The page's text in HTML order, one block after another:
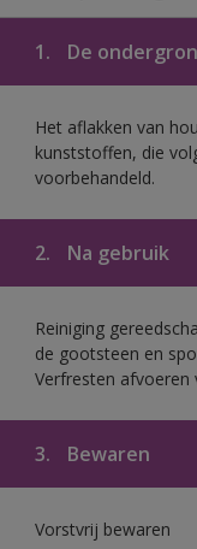
1. De
Het aflakken van
kunststoffen, die
voorbehandeld.
2. Na gebruik
Reiniging
de gootsteen en
Verfresten afvoeren
3. Bewaren
Vorstvrij bewaren